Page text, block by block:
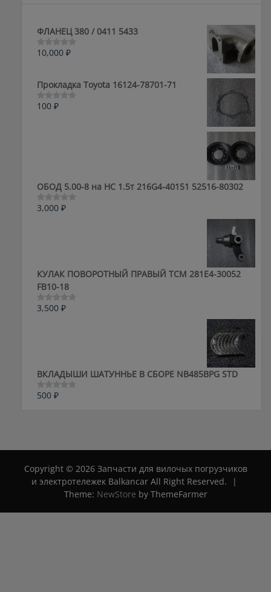
ФЛАНЕЦ 380 / 0411 5433
Оценка
5
10,000 ₽
Прокладка Toyota 16124-78701-71
Оценка
100 ₽
ОБОД 5.00-8 на HC 1.5т 216G4-40151 52516-80302
Оценка
3,000 ₽
КУЛАК ПОВОРОТНЫЙ ПРАВЫЙ ТСМ 281E4-30052
FB10-18
Оценка
3,500 ₽
ВКЛАДЫШИ ШАТУННЬЕ В СБОРЕ NB485BPG STD
Оценка
500 ₽
Copyright © 2026 Запчасти для вилочых погрузчиков
и электротележек Balkancar All Right Reserved.
|
Theme: NewStore by ThemeFarmer